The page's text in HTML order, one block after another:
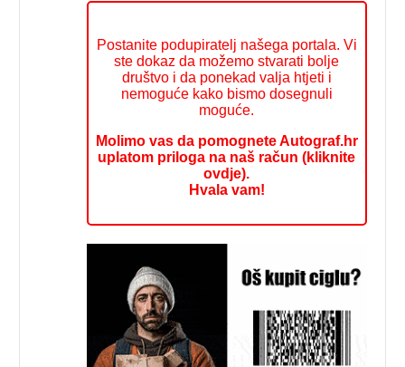
Postanite podupiratelj našega portala. Vi
ste dokaz da možemo stvarati bolje
društvo i da ponekad valja htjeti i
nemoguće kako bismo dosegnuli
moguće.
Molimo vas da pomognete Autograf.hr
uplatom priloga na naš račun (kliknite
ovdje).
Hvala vam!